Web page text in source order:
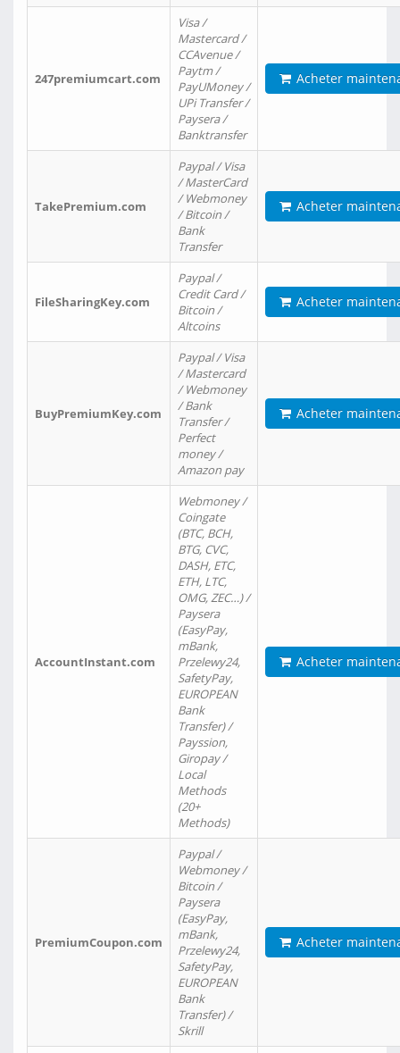
247premiumcart.com
Visa /
Mastercard /
CCAvenue /
Paytm /
PayUMoney /
UPi Transfer /
Paysera /
Banktransfer
Acheter
TakePremium.com
Paypal / Visa
/ MasterCard
/ Webmoney
/ Bitcoin /
Bank
Transfer
Acheter
FileSharingKey.com
Paypal /
Credit Card /
Bitcoin /
Altcoins
Acheter
BuyPremiumKey.com
Paypal / Visa
/ Mastercard
/ Webmoney
/ Bank
Transfer /
Perfect
money /
Amazon pay
Acheter
AccountInstant.com
Webmoney /
Coingate
(BTC, BCH,
BTG, CVC,
DASH, ETC,
ETH, LTC,
OMG, ZEC…) /
Paysera
(EasyPay,
mBank,
Przelewy24,
SafetyPay,
EUROPEAN
Bank
Transfer) /
Payssion,
Giropay /
Local
Methods
(20+
Methods)
Acheter
PremiumCoupon.com
Paypal /
Webmoney /
Bitcoin /
Paysera
(EasyPay,
mBank,
Przelewy24,
SafetyPay,
EUROPEAN
Bank
Transfer) /
Skrill
Acheter